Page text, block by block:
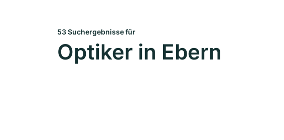
53 Suchergebnisse für
Optiker in Ebern